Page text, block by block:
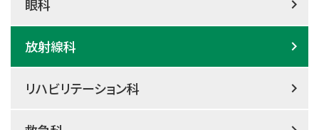
眼科
放射線科
リハビリテーション科